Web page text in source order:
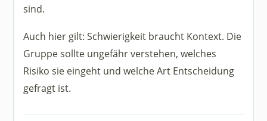
sind.
Auch hier gilt: Schwierigkeit braucht Kontext. Die
Gruppe sollte ungefähr verstehen, welches
Risiko sie eingeht und welche Art Entscheidung
gefragt ist.